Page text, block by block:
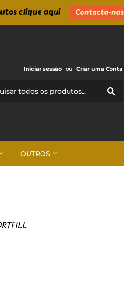
clique aqui Contacta-nos
Iniciar sessão ou Criar uma Conta
OUTROS